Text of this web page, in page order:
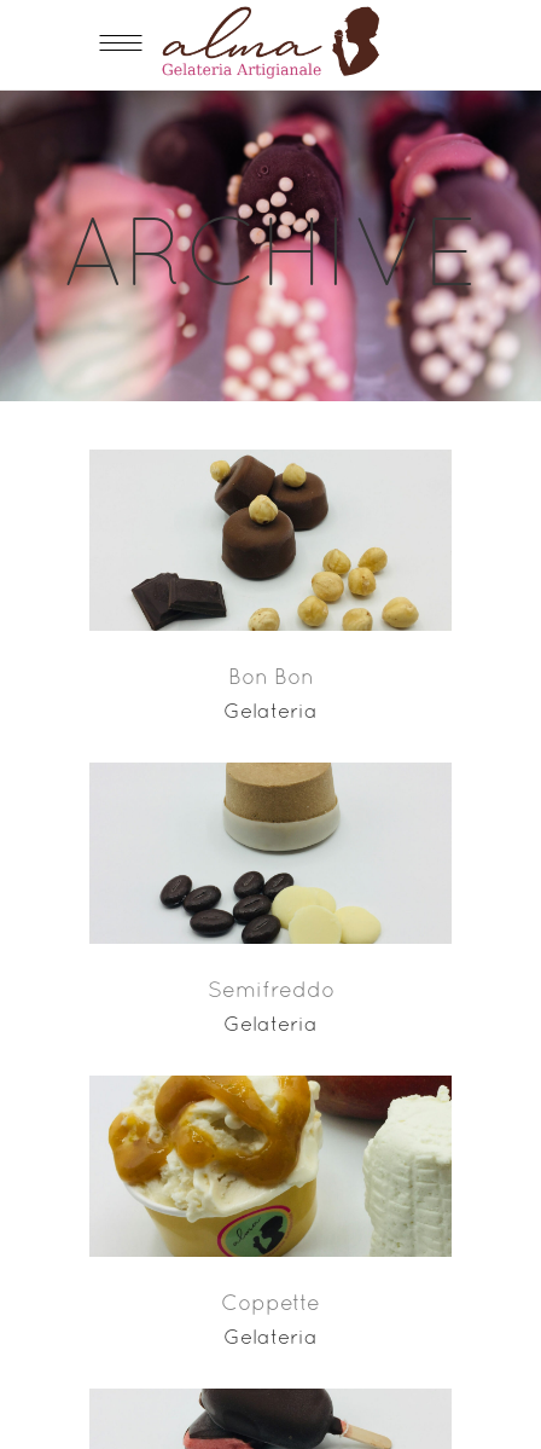
ARCHIVE
Bon Bon
Gelateria
Semifreddo
Gelateria
Coppette
Gelateria